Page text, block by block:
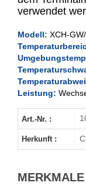
XCH-1000GW
XCH-100GWH
XCH-250GWH
XCH-500GWH
XCH-
verwendet
Modell: XCH-
Leistung:
Art.-Nr. :
Herkunft :
MERKMALE